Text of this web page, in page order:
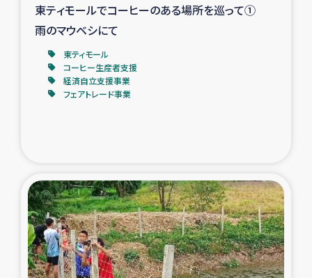
インドネシア中部 スラウェシの地震・津波被災者支援
スリランカ ジャフナ県干物事業
スリランカの南北女性をつなぐサリー・リサイクル・プロ
ジェクト
復興支援事業
東ティモールでコーヒーのある場所を巡って①
雨のマウベシにて
東ティモール
コーヒー生産者支援
経済自立支援事業
フェアトレード事業